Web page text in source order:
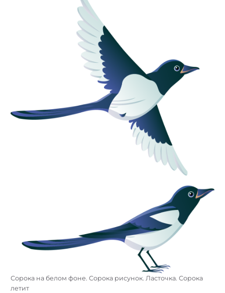
Сорока на белом фоне. Сорока рисунок. Ласточка. Сорока
летит